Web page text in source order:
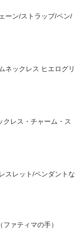
ーン/ストラップ/ペン/
ネックレス ヒエログリ
クレス・チャーム・ス
スレット/ペンダントな
ァティマの手）